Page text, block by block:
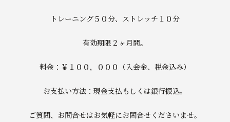
トレーニング５０分、ストレッチ１０分
有効期限２ヶ月間。
料金：￥１００，０００（入会金、税金込み）
お支払い方法：現金支払もしくは銀行振込。
ご質問、お問合せはお気軽にお問合せくださいませ。